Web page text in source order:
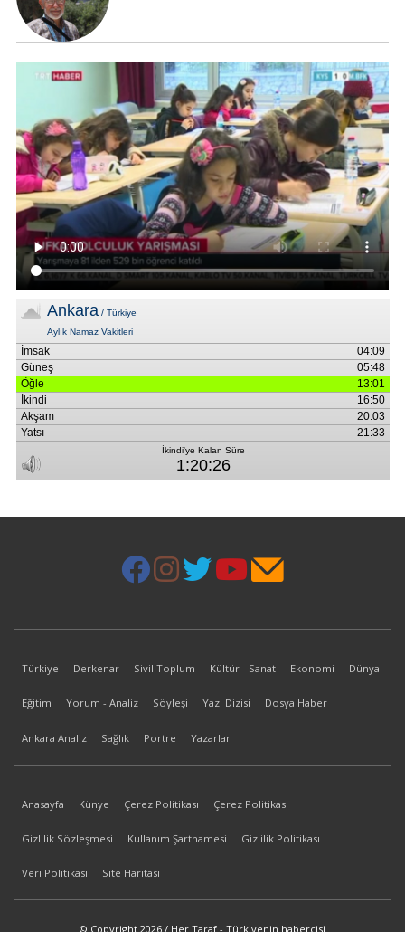
Türkiye Derkenar Sivil Toplum Kültür - Sanat Ekonomi Dünya
Eğitim Yorum - Analiz Söyleşi Yazı Dizisi Dosya Haber
Ankara Analiz Sağlık Portre Yazarlar
Anasayfa Künye Çerez Politikası Çerez Politikası
Gizlilik Sözleşmesi Kullanım Şartnamesi Gizlilik Politikası
Veri Politikası Site Haritası
© Copyright 2026 / Her Taraf - Türkiyenin habercisi